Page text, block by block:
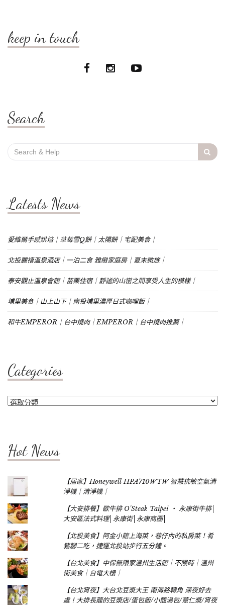
keep in touch
Search
Search
for:
Latests News
愛維爾手感烘培｜草莓雪Q餅｜太陽餅｜宅配美食｜
北投麗禧溫泉酒店｜一泊二食 雅緻家庭房｜夏末微旅｜
泰安觀止溫泉會館｜苗栗住宿｜靜謐的山巒之間享受人生的模樣｜
埔里美食｜山上山下｜南投埔里濃厚日式咖哩飯｜
和牛EMPEROR｜台中燒肉｜EMPEROR｜台中燒肉推薦｜
Categories
Categories
Hot News
【居家】Honeywell HPA710WTW 智慧抗敏空氣清
淨機｜清淨機｜
【大安排餐】歐牛排 O'Steak Taipei ‧ 永康街牛排│
大安區法式料理│永康街│永康商圈│
【北投美食】阿金小館上海菜，巷仔內的私房菜！肴
豬腳二吃，捷運北投站步行五分鐘。
【台北美食】中保無限家溫州生活館｜不限時｜溫州
街美食｜台電大樓｜
【台北宵夜】大台北豆漿大王 南海路轉角 深夜好去
處！大排長龍的豆漿店/蛋包飯/小籠湯包/薏仁漿/宵夜